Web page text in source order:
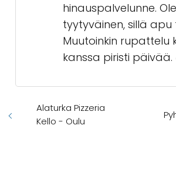
hinauspalvelunne.
tyytyväinen, sillä apu
Muutoinkin rupattelu
kanssa piristi päivää.
Alaturka Pizzeria
Kello - Oulu